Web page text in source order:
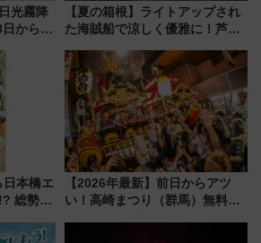
光霧降
から営
広い世
ゾート
【夏の箱根】ライトアップされ
た海賊船で涼しく優雅に！芦ノ
ルーズ
日本橋エ
総勢
グッズ
【2026年最新】前日からアツ
い！高崎まつり（群馬）無料観